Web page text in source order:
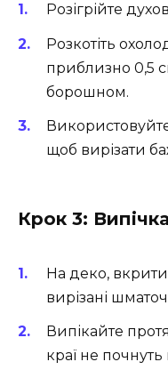
Розігрійте
Розкотіть
приблизно 0,5
борошном.
щоб вирізати
Крок 3:
На деко,
вирізані
Випікайте
краї не